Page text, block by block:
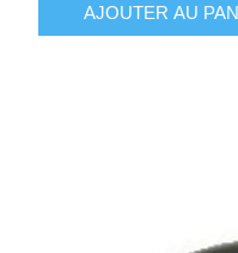
AJOUTER AU